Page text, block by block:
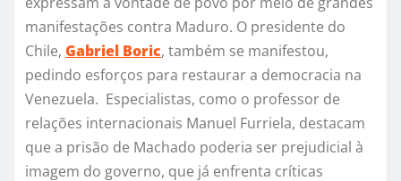
manifestações contra Maduro. O presidente do
Chile, Gabriel Boric, também se manifestou,
pedindo esforços para restaurar a democracia na
Venezuela. Especialistas, como o professor de
relações internacionais Manuel Furriela, destacam
que a prisão de Machado poderia ser prejudicial à
imagem do governo, que já enfrenta críticas